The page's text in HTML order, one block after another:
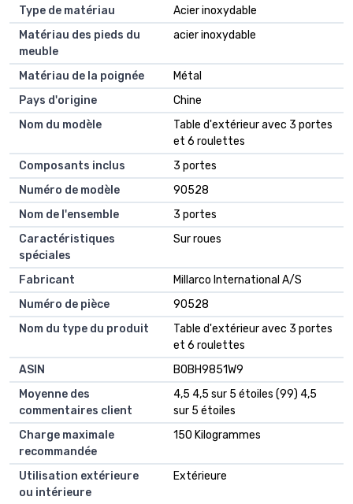
Type de matériau
Acier inoxydable
Matériau des pieds du
meuble
acier inoxydable
Matériau de la poignée
Métal
Pays d'origine
Chine
Nom du modèle
Table d'extérieur avec 3 portes
et 6 roulettes
Composants inclus
3 portes
Numéro de modèle
90528
Nom de l'ensemble
3 portes
Caractéristiques
spéciales
Sur roues
Fabricant
Millarco International A/S
Numéro de pièce
90528
Nom du type du produit
Table d'extérieur avec 3 portes
et 6 roulettes
ASIN
B0BH9851W9
Moyenne des
commentaires client
4,5 4,5 sur 5 étoiles (99) 4,5
sur 5 étoiles
Charge maximale
recommandée
150 Kilogrammes
Utilisation extérieure
ou intérieure
Extérieure